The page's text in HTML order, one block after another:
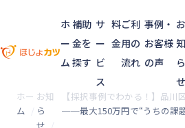
ホ
ー
ム
補助
金を
探す
サ
ー
ビ
ス
料
金
ご利
用の
流れ
事例・
お客様
の声
お
知
ら
せ
ホー
ム
お知
ら
せ
【採択事例でわかる！】品川
──最大150万円で“うちの課題